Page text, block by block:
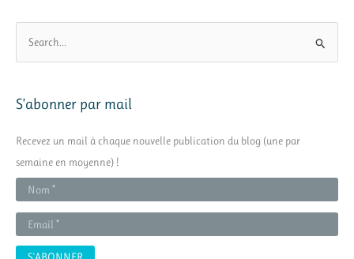
h
r
c
h
e
S’abonner par mail
Recevez un mail à chaque nouvelle publication du blog (une par
semaine en moyenne) !